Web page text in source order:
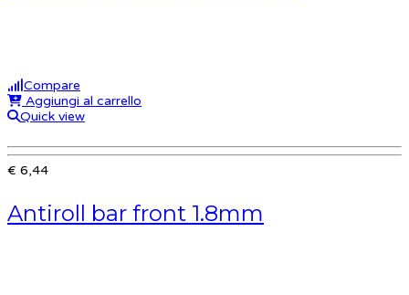
Compare
Aggiungi al carrello
Quick view
€ 6,44
Antiroll bar front 1.8mm